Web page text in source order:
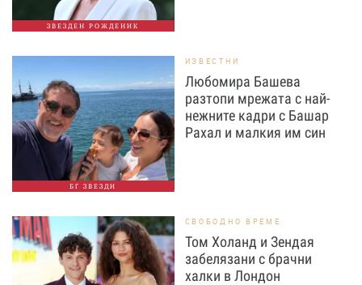
ЗВЕЗДЕН РОЖДЕНИК
БГ ЗВЕЗДИ
ИЗВЕСТНИ
Любомира Башева
разтопи мрежата с най-
нежните кадри с Башар
Рахал и малкия им син
СВОБОДНО ВРЕМЕ
Том Холанд и Зендая
забелязани с брачни
халки в Лондон